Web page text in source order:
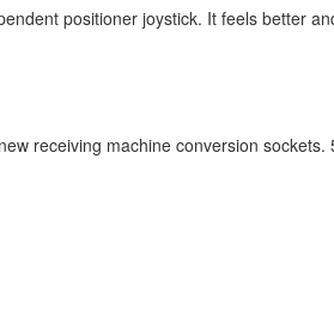
positioner joystick. It feels better
receiving machine conversion